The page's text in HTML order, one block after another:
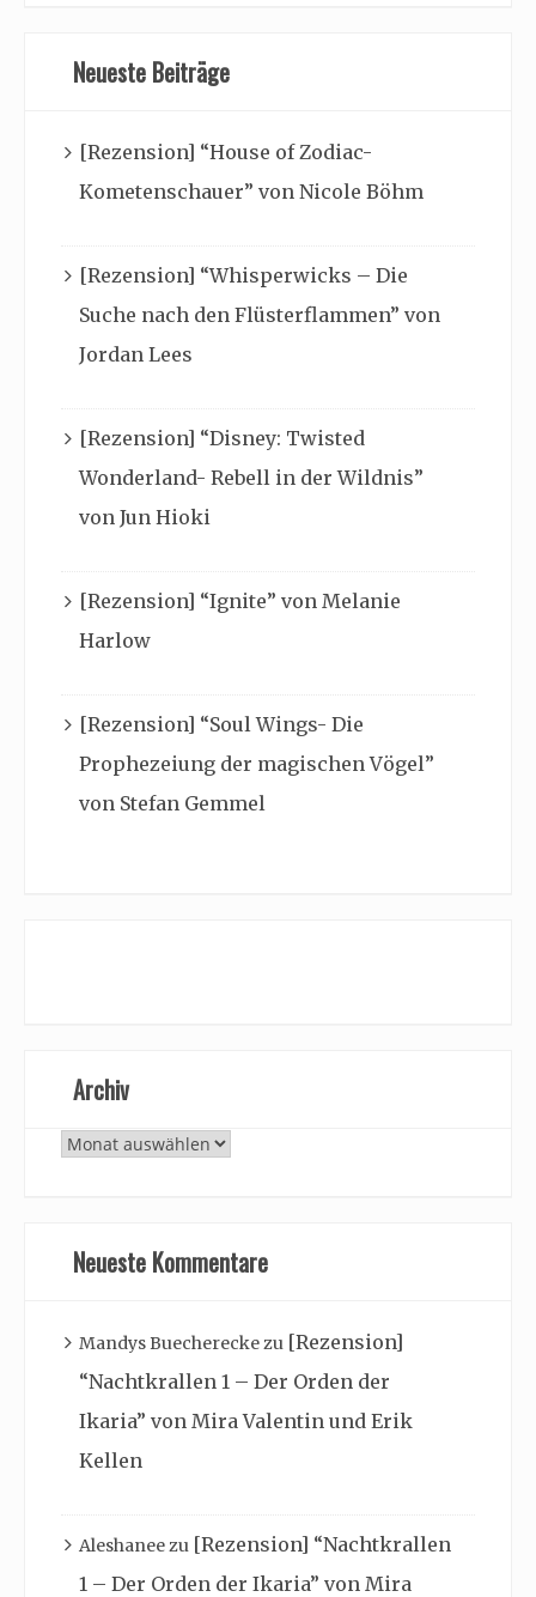
Neueste Beiträge
[Rezension] “House of Zodiac-
Kometenschauer” von Nicole Böhm
[Rezension] “Whisperwicks – Die
Suche nach den Flüsterflammen” von
Jordan Lees
[Rezension] “Disney: Twisted
Wonderland- Rebell in der Wildnis”
von Jun Hioki
[Rezension] “Ignite” von Melanie
Harlow
[Rezension] “Soul Wings- Die
Prophezeiung der magischen Vögel”
von Stefan Gemmel
Archiv
Archiv
Neueste Kommentare
Mandys Buechereckezu [Rezension]
“Nachtkrallen 1 – Der Orden der
Ikaria” von Mira Valentin und Erik
Kellen
Aleshaneezu [Rezension] “Nachtkrallen
1 – Der Orden der Ikaria” von Mira